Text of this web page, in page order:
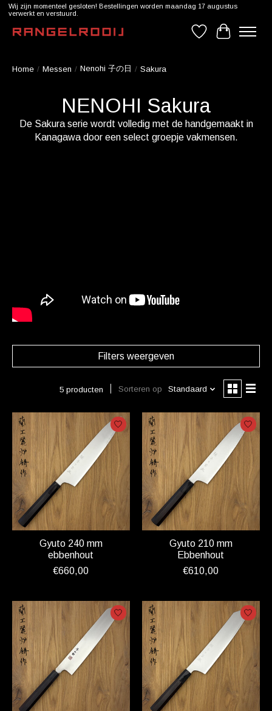
Wij zijn momenteel gesloten! Bestellingen worden maandag 17 augustus
verwerkt en verstuurd.
Verlanglijst
Home / Messen / Nenohi 子の日 / Sakura
NENOHI Sakura
De Sakura serie wordt volledig met de handgemaakt in
Kanagawa door een select groepje vakmensen.
Filters weergeven
5 producten Sorteren op Standaard
Gyuto 240 mm
ebbenhout
€660,00
Gyuto 210 mm
Ebbenhout
€610,00